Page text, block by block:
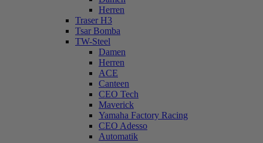
Herren
Traser H3
Tsar Bomba
TW-Steel
Damen
Herren
ACE
Canteen
CEO Tech
Maverick
Yamaha Factory Racing
CEO Adesso
Automatik